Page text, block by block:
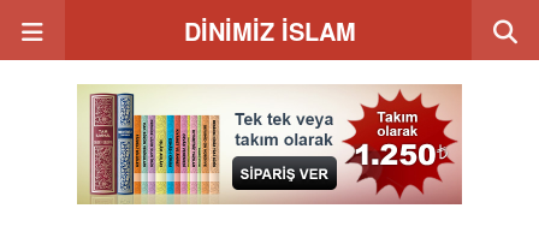
DİNİMİZ İSLAM